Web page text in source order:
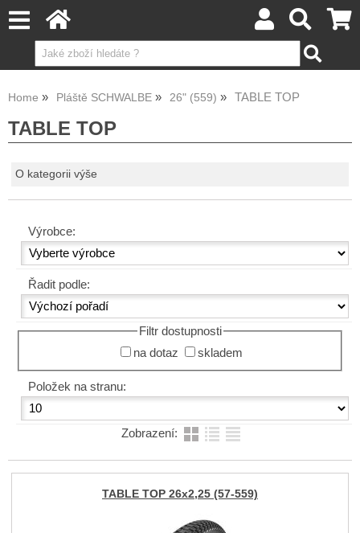
Home Pláště SCHWALBE 26" (559) TABLE TOP
TABLE TOP
O kategorii výše
Výrobce:
Řadit podle:
Filtr dostupnosti
na dotaz
skladem
Položek na stranu:
Zobrazení:
TABLE TOP 26x2,25 (57-559)